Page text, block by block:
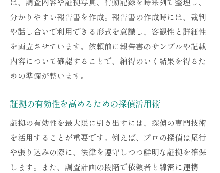
分かりやすい報告書を作成。報告書の作成時には、裁判
や話し合いで利用できる形式を意識し、客観性と詳細性
を両立させています。依頼前に報告書のサンプルや記載
内容について確認することで、納得のいく結果を得るた
めの準備が整います。
証拠の有効性を高めるための探偵活用術
証拠の有効性を最大限に引き出すには、探偵の専門技術
を活用することが重要です。例えば、プロの探偵は尾行
や張り込みの際に、法律を遵守しつつ鮮明な証拠を確保
します。また、調査計画の段階で依頼者と綿密に連携